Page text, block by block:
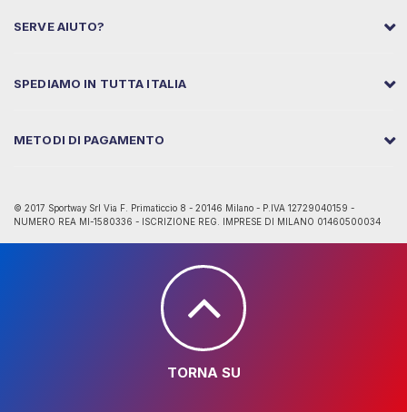
SERVE AIUTO?
SPEDIAMO IN TUTTA ITALIA
METODI DI PAGAMENTO
© 2017 Sportway Srl Via F. Primaticcio 8 - 20146 Milano - P.IVA 12729040159 -
NUMERO REA MI-1580336 - ISCRIZIONE REG. IMPRESE DI MILANO 01460500034
TORNA SU